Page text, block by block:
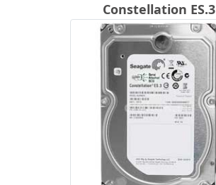
Constellation ES.3